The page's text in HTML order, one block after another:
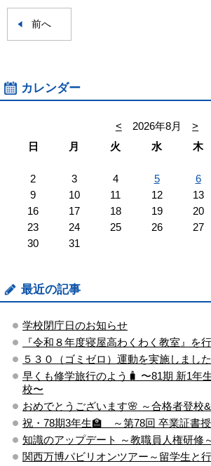
前へ
カレンダー
< 2026年8月
>
日
月 火 水 木
2
3 4 5 6
9
10 11 12 13
16
17 18 19 20
23
24 25 26 27
30
31
最近の記事
学校閉庁日のお知らせ
『令和８年度寝屋高わくわく教室』を
５３０（ゴミゼロ）運動を実施しました
早くも修学旅行のよう🧳 〜81期 新1年
校〜
おめでとうございます🌸 ～合格者登校
祝・78期3年生🏫 ～第78回 卒業証書授
知識のアップデート ～教職員人権研修
関西万博パビリオンツアー～留学生と